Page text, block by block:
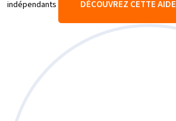
indépendants DÉCOUVREZ CETTE AIDE